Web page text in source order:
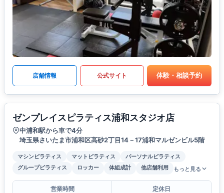
店舗情報 公式サイト 体験・相談予約
ゼンプレイスピラティス浦和スタジオ店
中浦和駅から車で4分
埼玉県さいたま市浦和区高砂2丁目14－17浦和マルゼンビル5階
マシンピラティス マットピラティス
パーソナルピラティス
グループピラティス
ロッカー 体組成計 他店舗利用 もっと見る
営業時間
定休日